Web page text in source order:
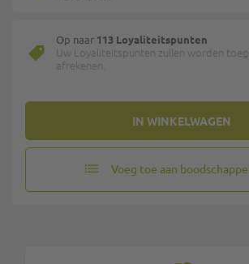
IN WINKELWAGEN
Op naar 113 Loyaliteitspunten
Uw Loyaliteitspunten zullen worden
afrekenen.
Voeg toe aan